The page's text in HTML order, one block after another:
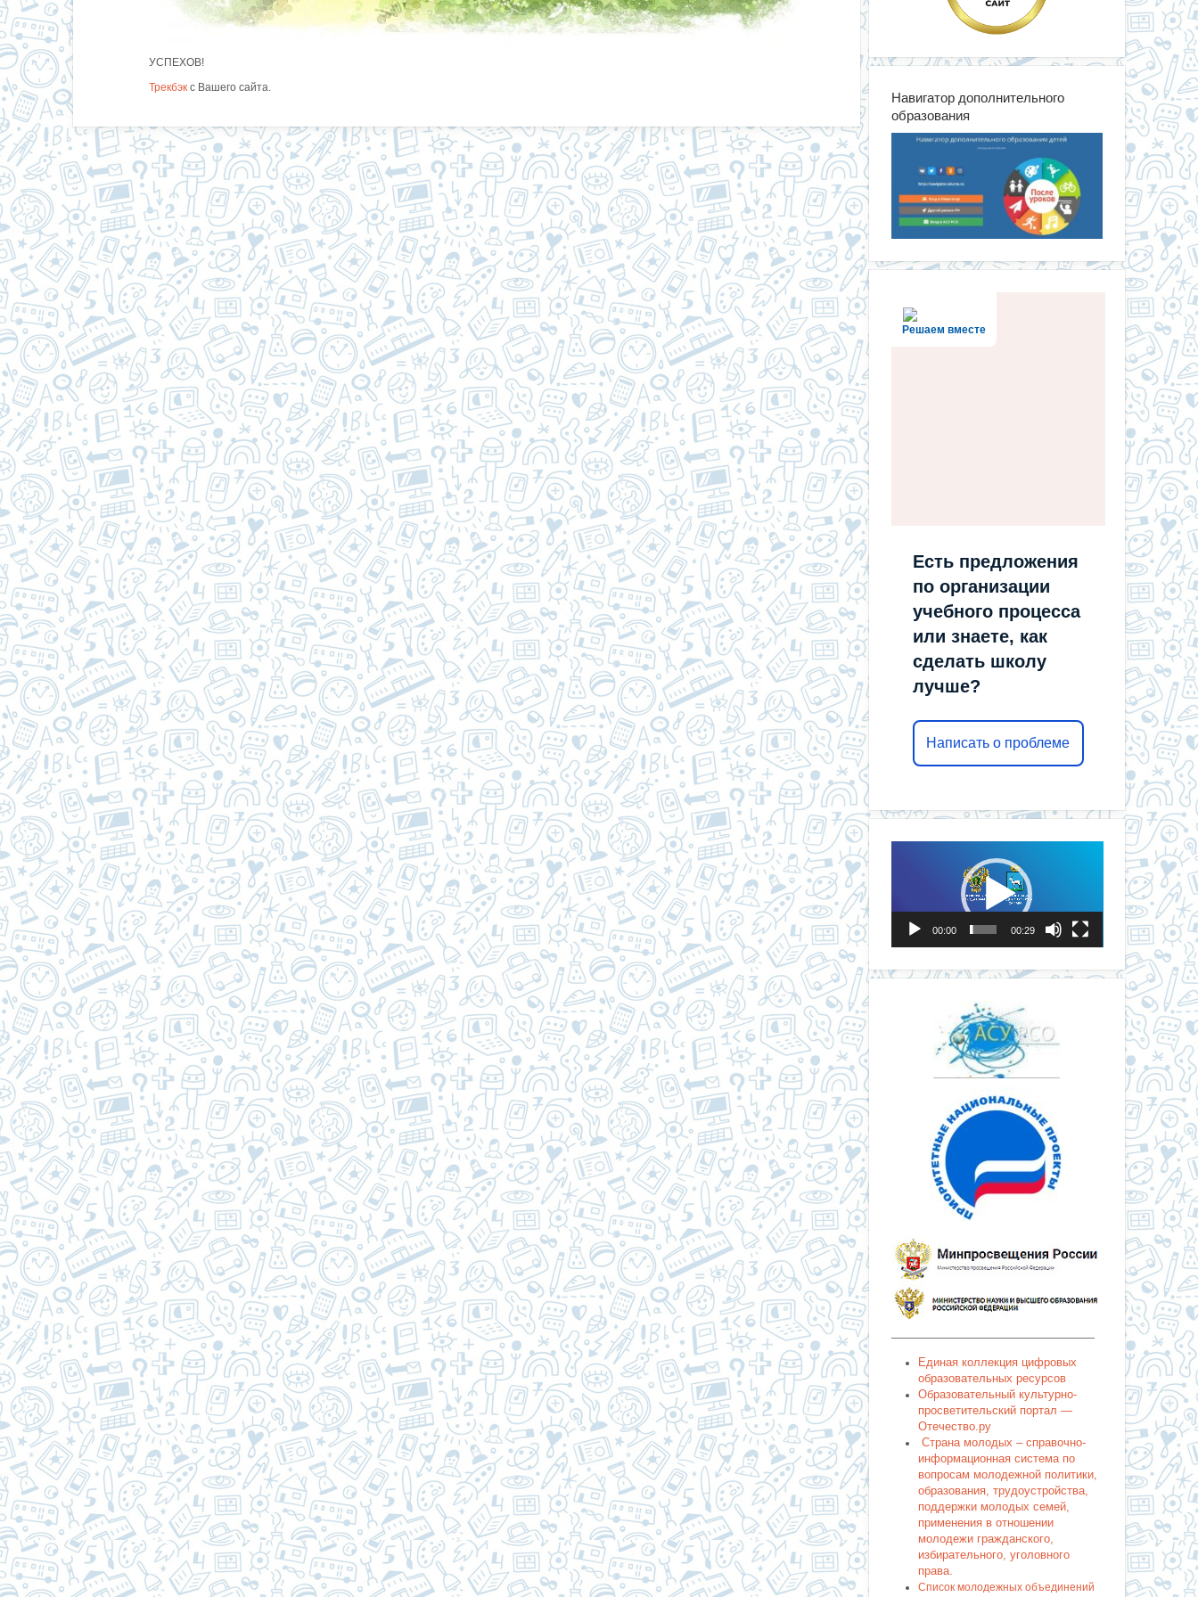
УСПЕХОВ!
Трекбэк с Вашего сайта.
Навигатор дополнительного
образования
Решаем вместе
Есть предложения
по организации
учебного процесса
или знаете, как
сделать школу
лучше?
Написать о проблеме
00:00 00:29
———————————————————
Единая коллекция цифровых
образовательных ресурсов
Образовательный культурно-
просветительский портал —
Отечество.ру
Страна молодых – справочно-
информационная система по
вопросам молодежной политики,
образования, трудоустройства,
поддержки молодых семей,
применения в отношении
молодежи гражданского,
избирательного, уголовного
права.
Список молодежных объединений